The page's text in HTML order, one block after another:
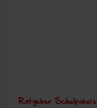
Ratgeber Schulpraxis